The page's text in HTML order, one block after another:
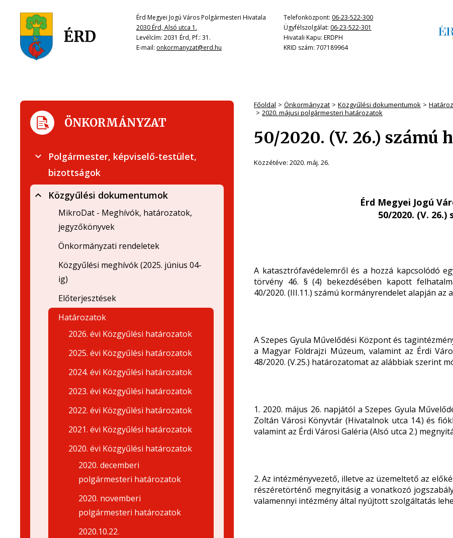
Érd Megyei Jogú Város Polgármesteri Hivatala
2030 Érd, Alsó utca 1.
Levélcím: 2031 Érd, Pf.: 31.
E-mail: onkormanyzat@erd.hu
Telefonközpont: 06-23-522-300
Ügyfélszolgálat: 06-23-522-301
Hivatali Kapu: ERDPH
KRID szám: 707189964
Főoldal Önkormányzat Közgyűlési dokumentumok
2020. májusi polgármesteri határozatok
50/2020. (V. 26.) számú
Közzétéve: 2020. máj. 26.
Érd Megyei Jogú
50/2020. (V.
A katasztrófavédelemről és a hozzá kapcsolódó
törvény 46. § (4) bekezdésében kapott
40/2020. (III.11.) számú kormányrendelet alapján az
A Szepes Gyula Művelődési Központ és
a Magyar Földrajzi Múzeum, valamint az Érdi
48/2020. (V.25.) határozatomat az alábbiak szerint
1. 2020. május 26. napjától a Szepes Gyula
Zoltán Városi Könyvtár (Hivatalnok utca 14.) és
valamint az Érdi Városi Galéria (Alsó utca 2.)
2. Az intézményvezető, illetve az üzemeltető az
részéretörténő megnyitásig a vonatkozó
valamennyi intézmény által nyújtott szolgáltatás
ÖNKORMÁNYZAT
Polgármester, képviselő-testület,
bizottságok
Közgyűlési dokumentumok
MikroDat - Meghívók, határozatok,
jegyzőkönyvek
Önkormányzati rendeletek
Közgyűlési meghívók (2025. június 04-
ig)
Előterjesztések
Határozatok
2026. évi Közgyűlési határozatok
2025. évi Közgyűlési határozatok
2024. évi Közgyűlési határozatok
2023. évi Közgyűlési határozatok
2022. évi Közgyűlési határozatok
2021. évi Közgyűlési határozatok
2020. évi Közgyűlési határozatok
2020. decemberi
polgármesteri határozatok
2020. novemberi
polgármesteri határozatok
2020.10.22.